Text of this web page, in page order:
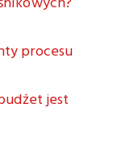
procesu
jest